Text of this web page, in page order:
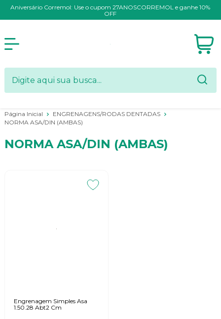
Aniversário Corremol: Use o cupom 27ANOSCORREMOL e ganhe 10%
OFF
Página Inicial
ENGRENAGENS/RODAS DENTADAS
NORMA ASA/DIN (AMBAS)
NORMA ASA/DIN (AMBAS)
Engrenagem Simples Asa
1.50.28 Abt2 Cm